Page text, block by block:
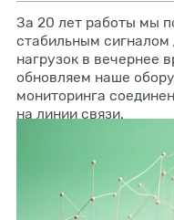
За 20 лет работы мы
стабильным
нагрузок в вечернее
обновляем наше
мониторинга
на линии связи.